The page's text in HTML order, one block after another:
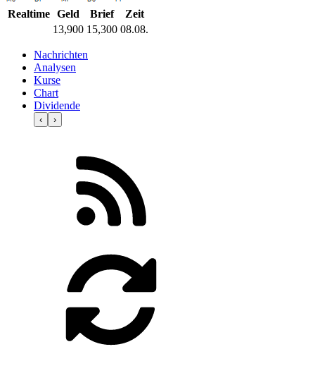
Realtime Geld Brief
Zeit
13,900 15,300 08.08.
Nachrichten
Analysen
Kurse
Chart
Dividende
‹ ›